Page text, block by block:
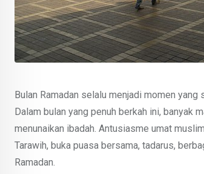
Bulan Ramadan selalu menjadi momen
Dalam bulan yang penuh berkah ini, banyak
menunaikan ibadah. Antusiasme umat
Tarawih, buka puasa bersama, tadarus,
Ramadan.